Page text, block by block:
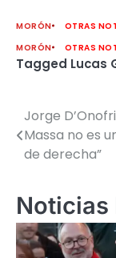
MORÓN
OTRAS
MORÓN
OTRAS
Tagged Lucas
de
Jorge
Massa no es
de derecha”
Noticias